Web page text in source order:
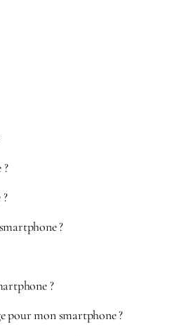
?
?
pour mon smartphone ?